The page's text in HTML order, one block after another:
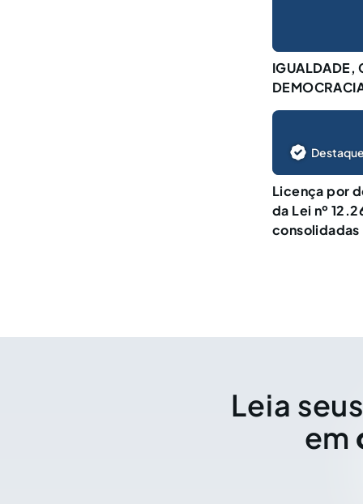
IGUALDADE,
Licença por
da Lei nº
consolidadas
Leia
em